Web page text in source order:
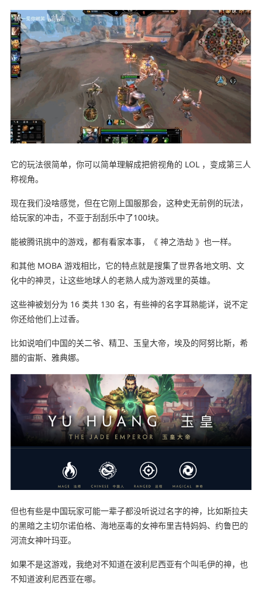
它的玩法很简单，你可以简单理解成把俯视角的 LOL ，变成第三人
称视角。
现在我们没啥感觉，但在它刚上国服那会，这种史无前例的玩法，
给玩家的冲击，不亚于刮刮乐中了100块。
能被腾讯挑中的游戏，都有看家本事，《 神之浩劫 》也一样。
和其他 MOBA 游戏相比，它的特点就是搜集了世界各地文明、文
化中的神灵，让这些地球人的老熟人成为游戏里的英雄。
这些神被划分为 16 类共 130 名，有些神的名字耳熟能详，说不定
你还给他们上过香。
比如说咱们中国的关二爷、精卫、玉皇大帝，埃及的阿努比斯，希
腊的宙斯、雅典娜。
但也有些是中国玩家可能一辈子都没听说过名字的神，比如斯拉夫
的黑暗之主切尔诺伯格、海地巫毒的女神布里吉特妈妈、约鲁巴的
河流女神叶玛亚。
如果不是这游戏，我绝对不知道在波利尼西亚有个叫毛伊的神，也
不知道波利尼西亚在哪。